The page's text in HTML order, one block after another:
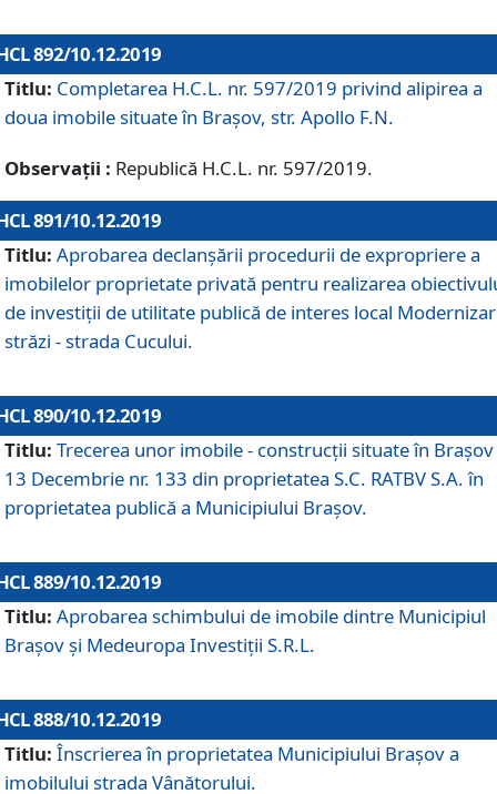
892/10.12.2019
Titlu: Completarea H.C.L. nr. 597/2019 privind alipirea a
doua imobile situate în Brașov, str. Apollo F.N.
Observații : Republică H.C.L. nr. 597/2019.
891/10.12.2019
Titlu: Aprobarea declanșării procedurii de expropriere a
imobilelor proprietate privată pentru realizarea
de investiții de utilitate publică de interes local
străzi - strada Cucului.
890/10.12.2019
Titlu: Trecerea unor imobile - construcții situate în Brașov
13 Decembrie nr. 133 din proprietatea S.C. RATBV S.A. în
proprietatea publică a Municipiului Brașov.
889/10.12.2019
Titlu: Aprobarea schimbului de imobile dintre Municipiul
Brașov și Medeuropa Investiții S.R.L.
888/10.12.2019
Titlu: Înscrierea în proprietatea Municipiului Braşov a
imobilului strada Vânătorului.